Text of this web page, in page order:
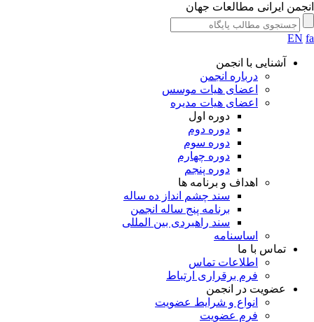
ایرانی مطالعات جهان
EN
آشنایی با انجمن
درباره انجمن
اعضای هیات موسس
اعضای هیات مدیره
دوره اول
دوره دوم
دوره سوم
دوره چهارم
دوره پنجم
اهداف و برنامه ها
سند چشم انداز ده ساله
برنامه پنج ساله انجمن
سند راهبردی بین المللی
اساسنامه
تماس با ما
اطلاعات تماس
فرم برقراری ارتباط
عضویت در انجمن
انواع و شرایط عضویت
فرم عضویت